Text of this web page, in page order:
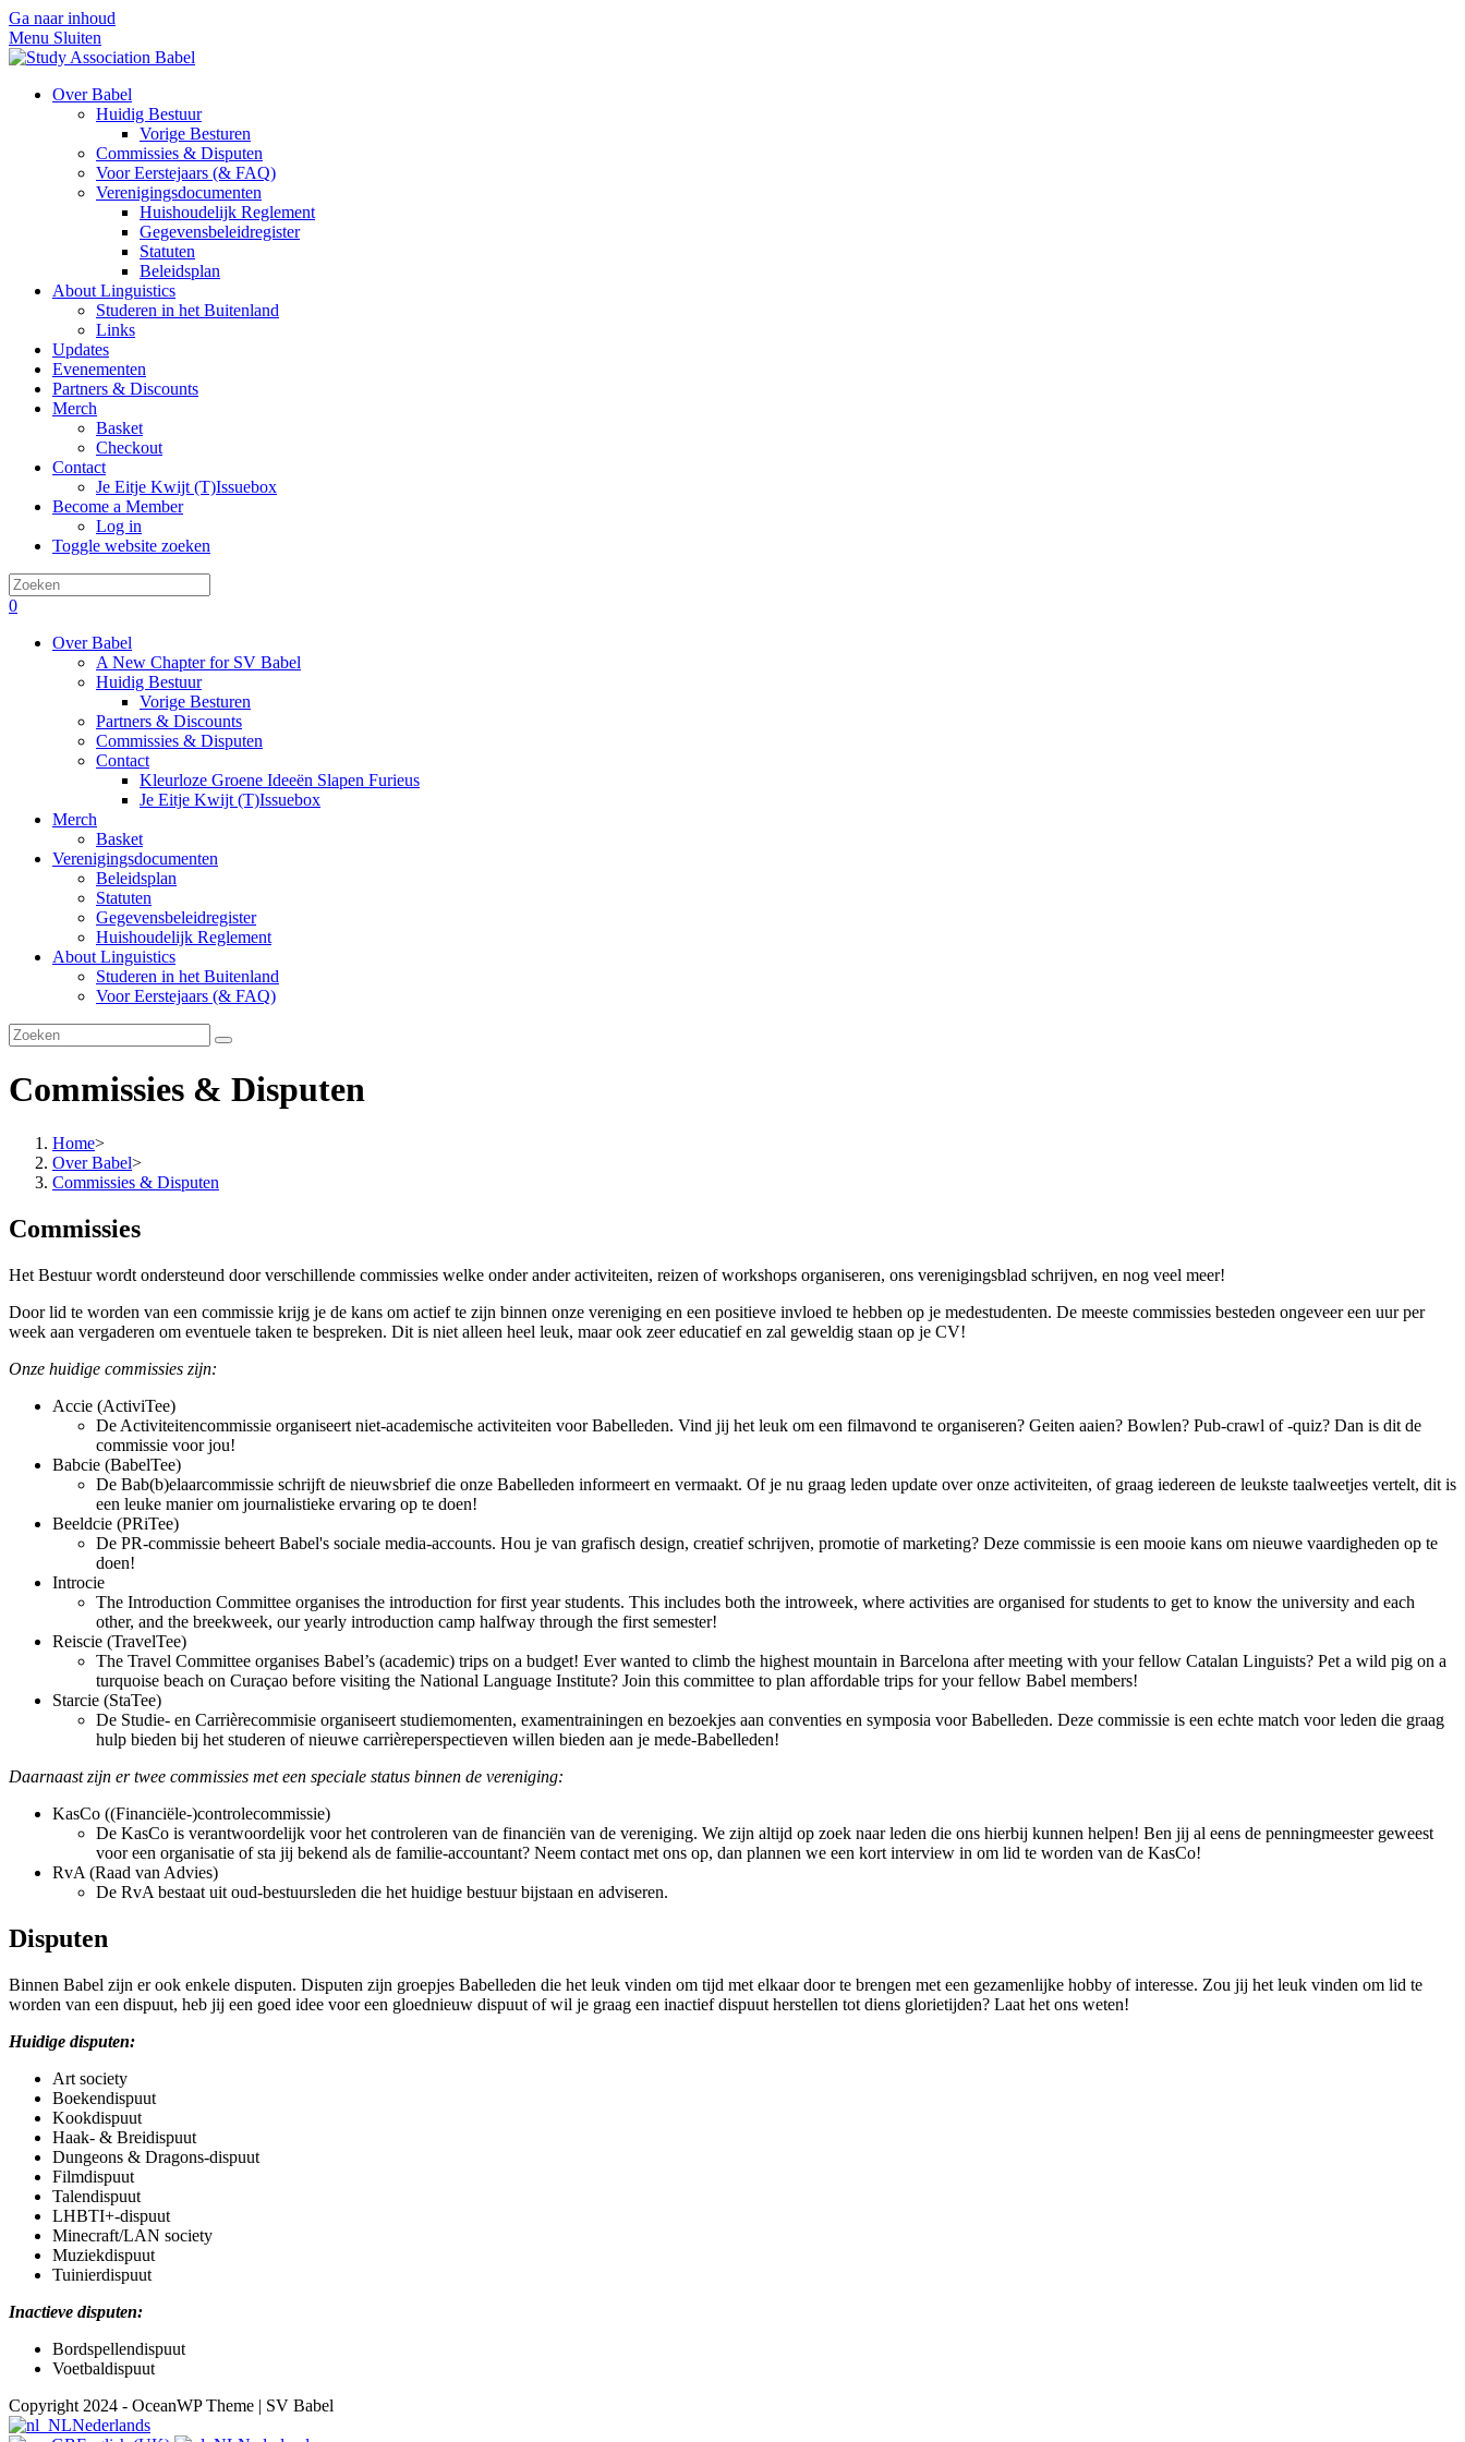
Ga naar inhoud
Menu Sluiten
Over Babel
Huidig Bestuur
Vorige Besturen
Commissies & Disputen
Voor Eerstejaars (& FAQ)
Verenigingsdocumenten
Huishoudelijk Reglement
Gegevensbeleidregister
Statuten
Beleidsplan
About Linguistics
Studeren in het Buitenland
Links
Updates
Evenementen
Partners & Discounts
Merch
Basket
Checkout
Contact
Je Eitje Kwijt (T)Issuebox
Become a Member
Log in
Toggle website zoeken
0
Over Babel
A New Chapter for SV Babel
Huidig Bestuur
Vorige Besturen
Partners & Discounts
Commissies & Disputen
Contact
Kleurloze Groene Ideeën Slapen Furieus
Je Eitje Kwijt (T)Issuebox
Merch
Basket
Verenigingsdocumenten
Beleidsplan
Statuten
Gegevensbeleidregister
Huishoudelijk Reglement
About Linguistics
Studeren in het Buitenland
Voor Eerstejaars (& FAQ)
Commissies & Disputen
Home>
Over Babel>
Commissies & Disputen
Commissies
Het Bestuur wordt ondersteund door verschillende commissies welke onder ander activiteiten, reizen of workshops organiseren, ons verenigingsblad schrijven, en nog veel meer!
Door lid te worden van een commissie krijg je de kans om actief te zijn binnen onze vereniging en een positieve invloed te hebben op je medestudenten. De meeste commissies besteden ongeveer een uur per
week aan vergaderen om eventuele taken te bespreken. Dit is niet alleen heel leuk, maar ook zeer educatief en zal geweldig staan op je CV!
Onze huidige commissies zijn:
Accie (ActiviTee)
De Activiteitencommissie organiseert niet-academische activiteiten voor Babelleden. Vind jij het leuk om een filmavond te organiseren? Geiten aaien? Bowlen? Pub-crawl of -quiz? Dan is dit de
commissie voor jou!
Babcie (BabelTee)
De Bab(b)elaarcommissie schrijft de nieuwsbrief die onze Babelleden informeert en vermaakt. Of je nu graag leden update over onze activiteiten, of graag iedereen de leukste taalweetjes vertelt, dit is
een leuke manier om journalistieke ervaring op te doen!
Beeldcie (PRiTee)
De PR-commissie beheert Babel's sociale media-accounts. Hou je van grafisch design, creatief schrijven, promotie of marketing? Deze commissie is een mooie kans om nieuwe vaardigheden op te
doen!
Introcie
The Introduction Committee organises the introduction for first year students. This includes both the introweek, where activities are organised for students to get to know the university and each
other, and the breekweek, our yearly introduction camp halfway through the first semester!
Reiscie (TravelTee)
The Travel Committee organises Babel’s (academic) trips on a budget! Ever wanted to climb the highest mountain in Barcelona after meeting with your fellow Catalan Linguists? Pet a wild pig on a
turquoise beach on Curaçao before visiting the National Language Institute? Join this committee to plan affordable trips for your fellow Babel members!
Starcie (StaTee)
De Studie- en Carrièrecommisie organiseert studiemomenten, examentrainingen en bezoekjes aan conventies en symposia voor Babelleden. Deze commissie is een echte match voor leden die graag
hulp bieden bij het studeren of nieuwe carrièreperspectieven willen bieden aan je mede-Babelleden!
Daarnaast zijn er twee commissies met een speciale status binnen de vereniging:
KasCo ((Financiële-)controlecommissie)
De KasCo is verantwoordelijk voor het controleren van de financiën van de vereniging. We zijn altijd op zoek naar leden die ons hierbij kunnen helpen! Ben jij al eens de penningmeester geweest
voor een organisatie of sta jij bekend als de familie-accountant? Neem contact met ons op, dan plannen we een kort interview in om lid te worden van de KasCo!
RvA (Raad van Advies)
De RvA bestaat uit oud-bestuursleden die het huidige bestuur bijstaan en adviseren.
Disputen
Binnen Babel zijn er ook enkele disputen. Disputen zijn groepjes Babelleden die het leuk vinden om tijd met elkaar door te brengen met een gezamenlijke hobby of interesse. Zou jij het leuk vinden om lid te
worden van een dispuut, heb jij een goed idee voor een gloednieuw dispuut of wil je graag een inactief dispuut herstellen tot diens glorietijden? Laat het ons weten!
Huidige disputen:
Art society
Boekendispuut
Kookdispuut
Haak- & Breidispuut
Dungeons & Dragons-dispuut
Filmdispuut
Talendispuut
LHBTI+-dispuut
Minecraft/LAN society
Muziekdispuut
Tuinierdispuut
Inactieve disputen:
Bordspellendispuut
Voetbaldispuut
Copyright 2024 - OceanWP Theme | SV Babel
Nederlands